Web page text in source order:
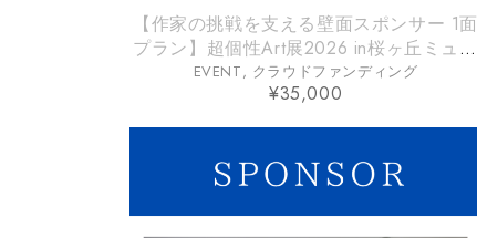
【作家の挑戦を支える壁面スポンサー 1面
プラン】超個性Art展2026 in桜ヶ丘ミュー
ジアム
EVENT, クラウドファンディング
¥35,000